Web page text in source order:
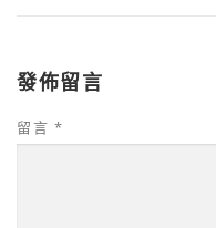
發佈留言
留言 *